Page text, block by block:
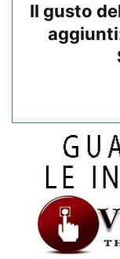
Il gusto